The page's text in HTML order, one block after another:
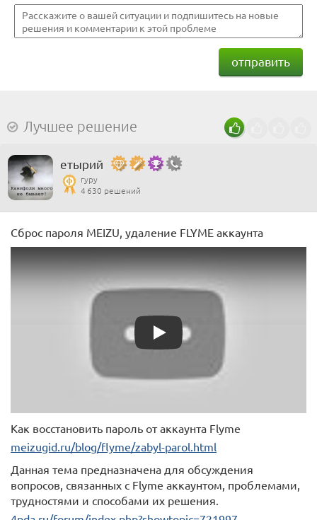
отправить
Лучшее решение
етырий
гуру
4 630 решений
Сброс пароля MEIZU, удаление FLYME аккаунта
Play
Как восстановить пароль от аккаунта Flyme
meizugid.ru/blog/flyme/zabyl-parol.html
Данная тема предназначена для обсуждения
вопросов, связанных с Flyme аккаунтом, проблемами,
трудностями и способами их решения.